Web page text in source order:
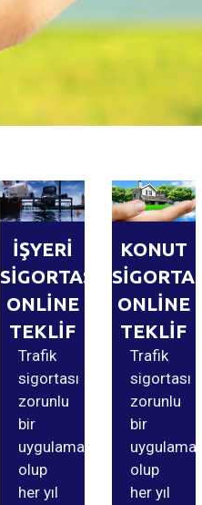
İŞYERİ
SİGORTASI
ONLİNE
TEKLİF
Trafik
sigortası
zorunlu
bir
uygulama
olup
her yıl
KONUT
SİGORTASI
ONLİNE
TEKLİF
Trafik
sigortası
zorunlu
bir
uygulama
olup
her yıl